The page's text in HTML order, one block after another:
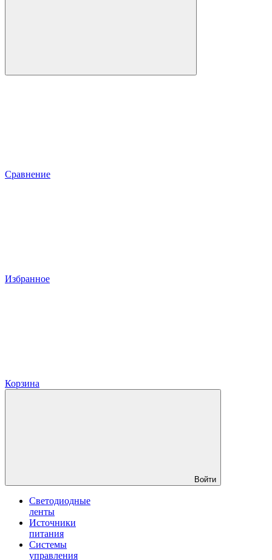
Сравнение
Избранное
Корзина
Войти
Светодиодные
ленты
Источники
питания
Системы
управления